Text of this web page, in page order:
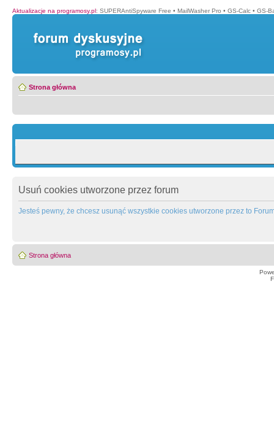
Aktualizacje na programosy.pl: SUPERAntiSpyware Free • MailWasher Pro • GS-Calc • GS-
Strona główna
Usuń cookies utworzone przez forum
Jesteś pewny, że chcesz usunąć wszystkie cookies utworzone przez to
Strona główna